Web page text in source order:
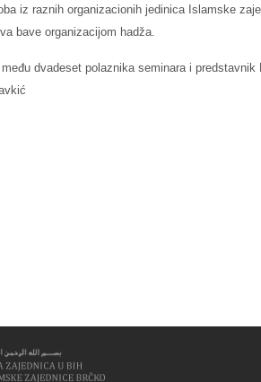
iz raznih organizacionih jedinica Islamske
bave organizacijom hadža.
dvadeset polaznika seminara i